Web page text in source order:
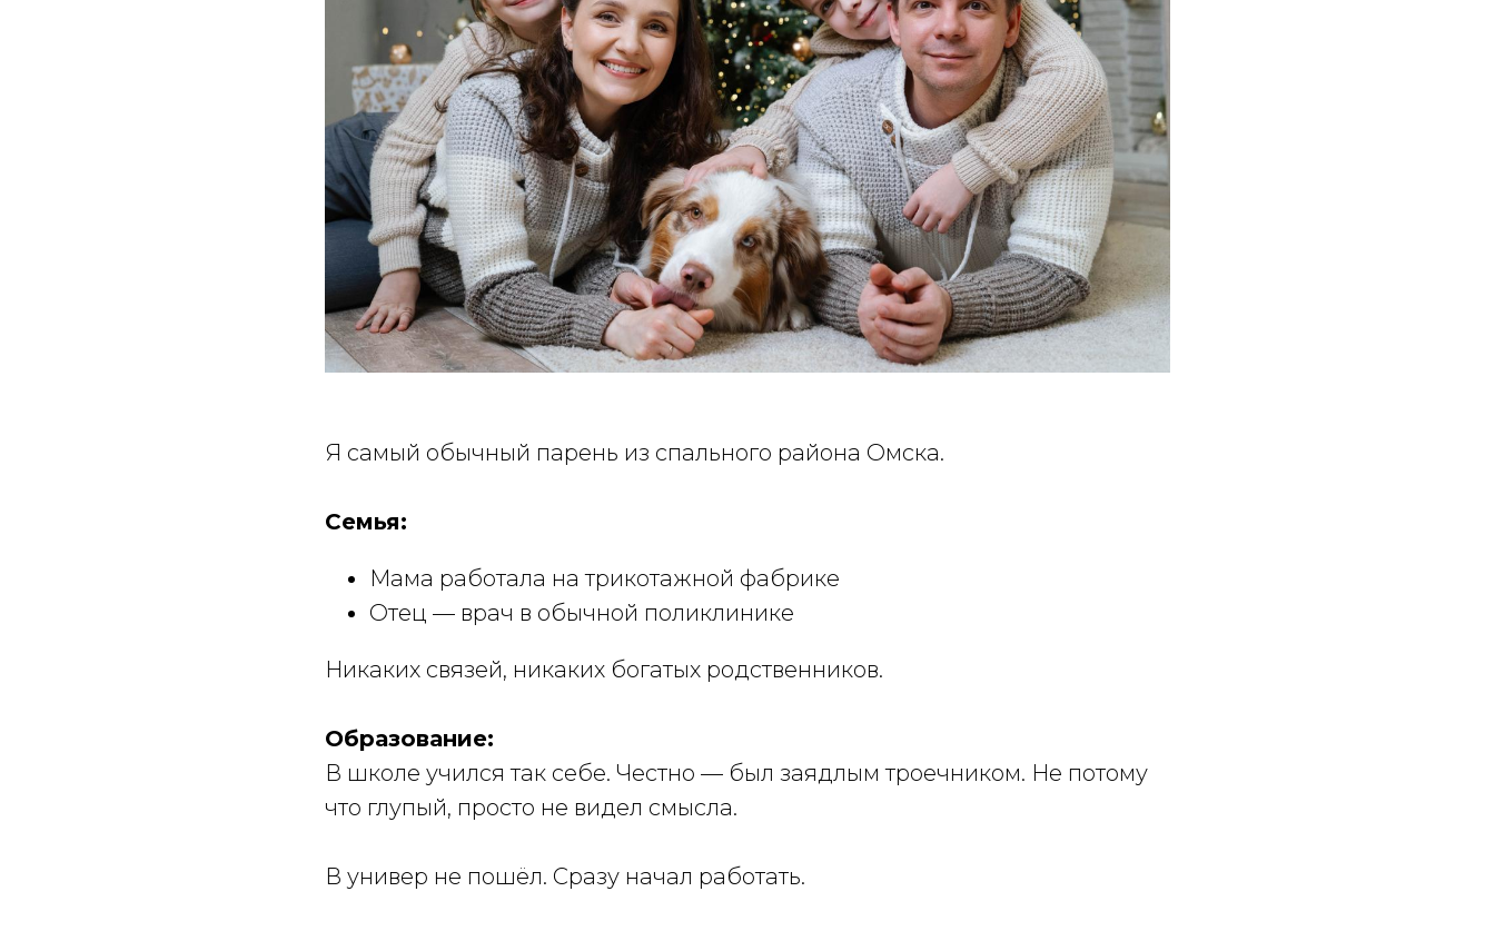
Я самый обычный парень из спального района Омска.
Семья:
Мама работала на трикотажной фабрике
Отец — врач в обычной поликлинике
Никаких связей, никаких богатых родственников.
Образование:
В школе учился так себе. Честно — был заядлым троечником. Не потому
что глупый, просто не видел смысла.
В универ не пошёл. Сразу начал работать.